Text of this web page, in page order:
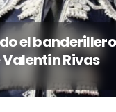
el banderillero
Valentín Rivas